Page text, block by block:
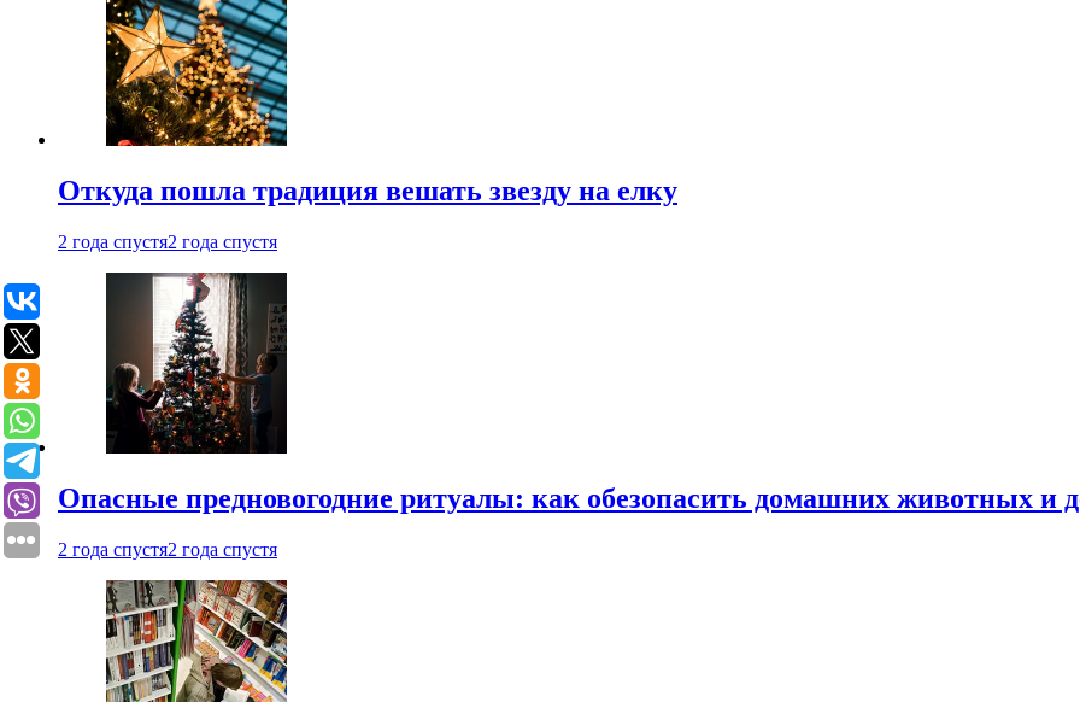
Откуда пошла традиция вешать звезду на елку
2 года спустя2 года спустя
Опасные предновогодние ритуалы: как обезопасить домашних животных и
2 года спустя2 года спустя